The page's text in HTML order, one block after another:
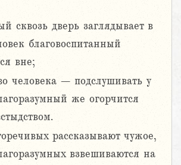
сквозь дверь заглядывает в
благовоспитанный
вне;
человека – подслушивать у
же огорчится
рассказывают чужое,
взвешиваются на